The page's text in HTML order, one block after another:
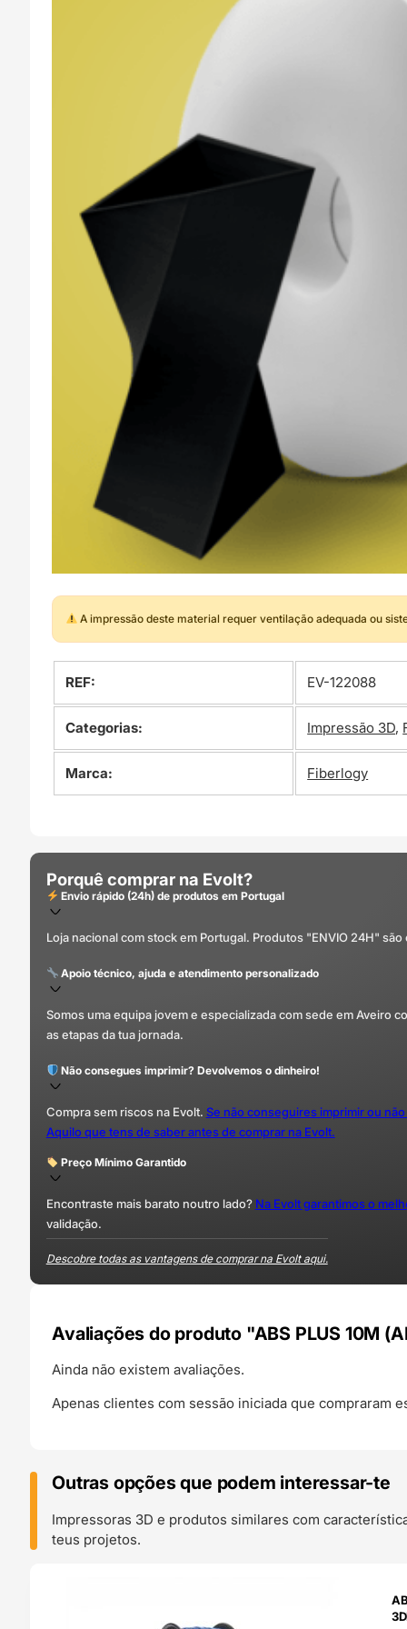
A impressão deste material requer ventilação adequada ou
REF: EV-122088
Categorias: Impressão 3D,
Marca: Fiberlogy
Porquê comprar na Evolt?
Envio rápido (24h) de produtos em Portugal
Loja nacional com stock em Portugal. Produtos "ENVIO 24H"
Apoio técnico, ajuda e atendimento personalizado
Somos uma equipa jovem e especializada com sede em Aveiro
as etapas da tua jornada.
Não consegues imprimir? Devolvemos o dinheiro!
Compra sem riscos na Evolt. Se não conseguires imprimir ou
Aquilo que tens de saber antes de comprar na Evolt.
Preço Mínimo Garantido
Encontraste mais barato noutro lado? Na Evolt garantimos o
validação.
Descobre todas as vantagens de comprar na Evolt aqui.
Avaliações do produto "ABS PLUS 10M
Ainda não existem avaliações.
Apenas clientes com sessão iniciada que compraram
Outras opções que podem interessar-te
Impressoras 3D e produtos similares com
teus projetos.